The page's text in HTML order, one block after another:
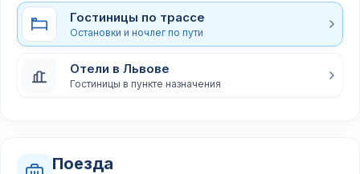
Гостиницы по трассе
Остановки и ночлег по пути
Отели в Львове
Гостиницы в пункте назначения
Поезда